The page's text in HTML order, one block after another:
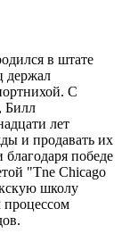
в штате
держал
С
Билл
лет
и продавать их
победе
"Tne Chicago
школу
процессом